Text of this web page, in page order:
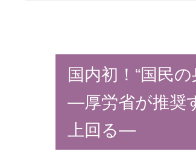
国内初！“国民
―厚労省が推奨
上回る―